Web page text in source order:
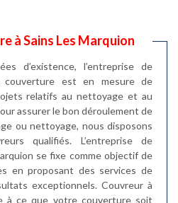
à Sains Les Marquion
d’existence, l’entreprise de
couverture est en mesure de
relatifs au nettoyage et au
assurer le bon déroulement de
ou nettoyage, nous disposons
qualifiés. L’entreprise de
se fixe comme objectif de
en proposant des services de
exceptionnels. Couvreur à
à ce que votre couverture soit